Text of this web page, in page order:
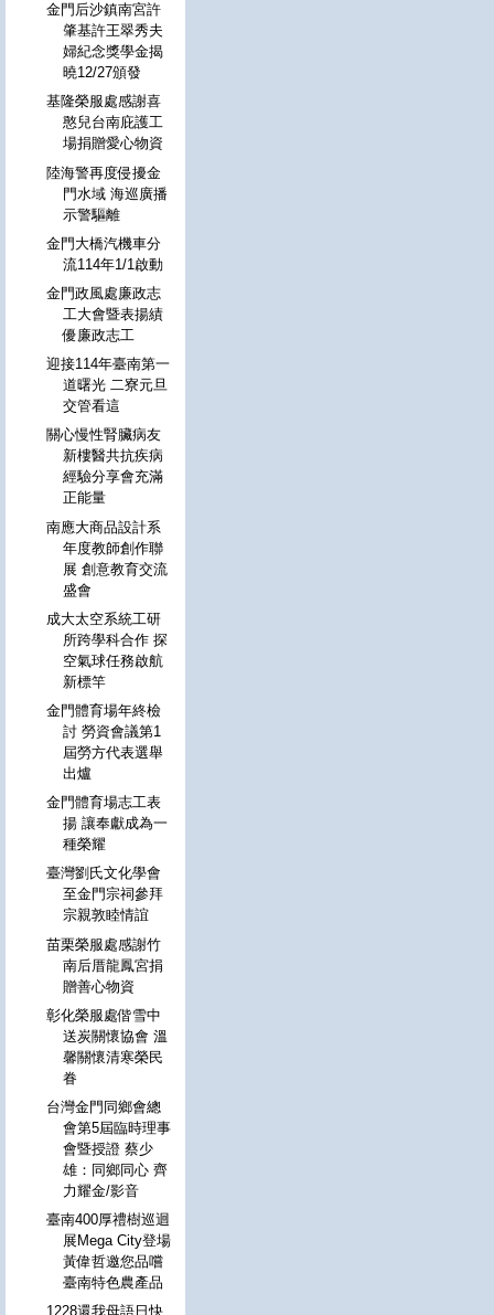
金門后沙鎮南宮許
肇基許王翠秀夫
婦紀念獎學金揭
曉12/27頒發
基隆榮服處感謝喜
憨兒台南庇護工
場捐贈愛心物資
陸海警再度侵擾金
門水域 海巡廣播
示警驅離
金門大橋汽機車分
流114年1/1啟動
金門政風處廉政志
工大會暨表揚績
優廉政志工
迎接114年臺南第一
道曙光 二寮元旦
交管看這
關心慢性腎臟病友
新樓醫共抗疾病
經驗分享會充滿
正能量
南應大商品設計系
年度教師創作聯
展 創意教育交流
盛會
成大太空系統工研
所跨學科合作 探
空氣球任務啟航
新標竿
金門體育場年終檢
討 勞資會議第1
屆勞方代表選舉
出爐
金門體育場志工表
揚 讓奉獻成為一
種榮耀
臺灣劉氏文化學會
至金門宗祠參拜
宗親敦睦情誼
苗栗榮服處感謝竹
南后厝龍鳳宮捐
贈善心物資
彰化榮服處偕雪中
送炭關懷協會 溫
馨關懷清寒榮民
眷
台灣金門同鄉會總
會第5屆臨時理事
會暨授證 蔡少
雄：同鄉同心 齊
力耀金/影音
臺南400厚禮樹巡迴
展Mega City登場
黃偉哲邀您品嚐
臺南特色農產品
1228還我母語日快